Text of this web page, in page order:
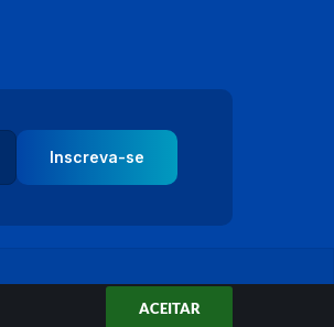
ACEITAR
Inscreva-se